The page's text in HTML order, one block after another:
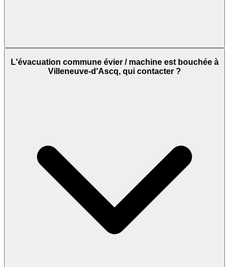
L'évacuation commune évier / machine est bouchée à
Villeneuve-d'Ascq, qui contacter ?